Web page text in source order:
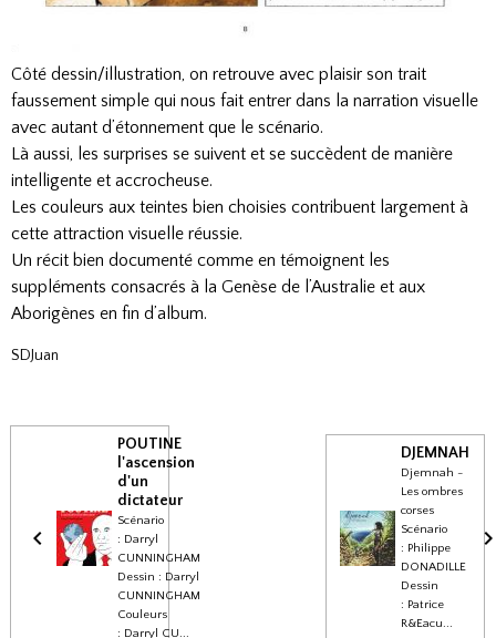
Côté dessin/illustration, on retrouve avec plaisir son trait
faussement simple qui nous fait entrer dans la narration visuelle
avec autant d’étonnement que le scénario.
Là aussi, les surprises se suivent et se succèdent de manière
intelligente et accrocheuse.
Les couleurs aux teintes bien choisies contribuent largement à
cette attraction visuelle réussie.
Un récit bien documenté comme en témoignent les
suppléments consacrés à la Genèse de l’Australie et aux
Aborigènes en fin d’album.
SDJuan
POUTINE
l'ascension
d'un
dictateur
Scénario
: Darryl
CUNNINGHAM
Dessin : Darryl
CUNNINGHAM
Couleurs
: Darryl CU...
DJEMNAH
Djemnah -
Les ombres
corses
Scénario
: Philippe
DONADILLE
Dessin
: Patrice
R&Eacu...